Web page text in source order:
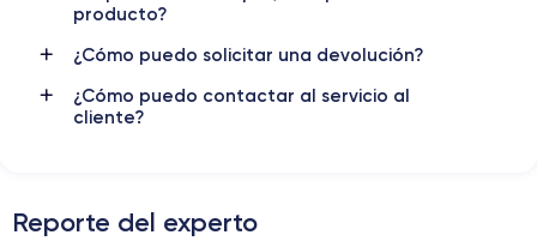
3687 mAh
5G Si, todos los oper.
producto?
¿Cómo puedo solicitar una devolución?
¿Cómo puedo contactar al servicio al
cliente?
Reporte del experto